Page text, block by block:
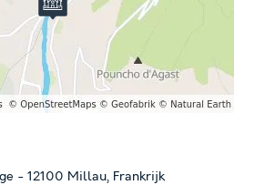
- 12100 Millau, Frankrijk